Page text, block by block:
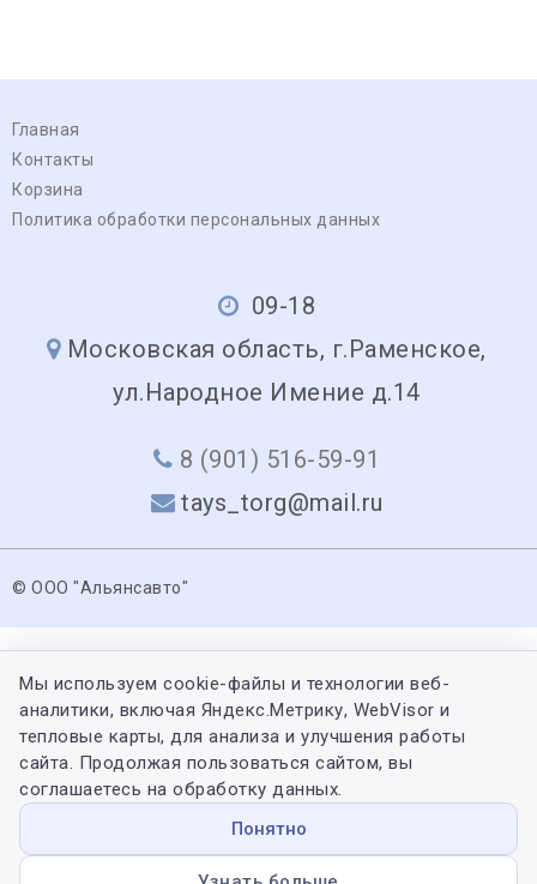
Главная
Контакты
Корзина
Политика обработки персональных данных
09-18
Московская область, г.Раменское,
ул.Народное Имение д.14
8 (901) 516-59-91
tays_torg@mail.ru
© ООО "Альянсавто"
Мы используем cookie-файлы и технологии веб-
аналитики, включая Яндекс.Метрику, WebVisor и
тепловые карты, для анализа и улучшения работы
сайта. Продолжая пользоваться сайтом, вы
соглашаетесь на обработку данных.
Понятно